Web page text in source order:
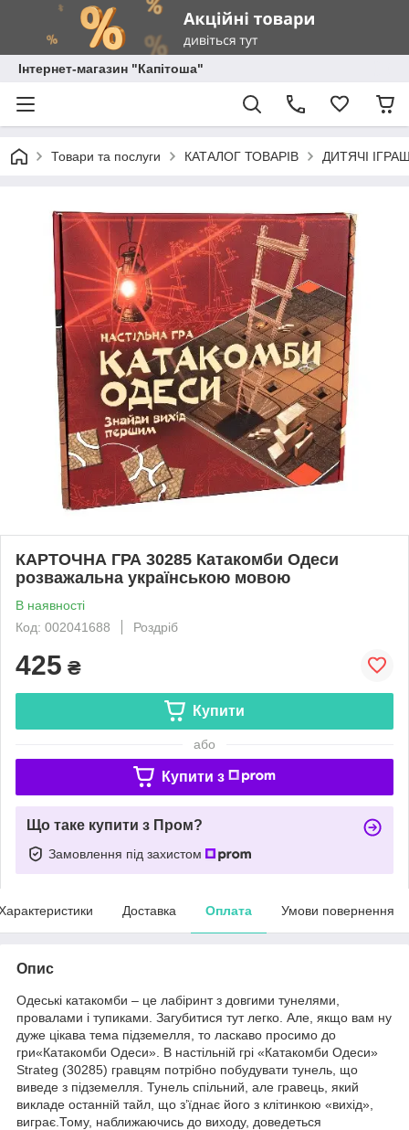
Інтернет-магазин "Капітоша"
Товари та послуги КАТАЛОГ ТОВАРІВ ДИТЯЧІ
КАРТОЧНА ГРА 30285 Катакомби Одеси
розважальна українською мовою
В наявності
Код: 002041688
Роздріб
425 ₴
Купити
або
Купити з
Що таке купити з Пром?
Замовлення під захистом
Доставка Оплата Умови повернення
Опис
Одеські катакомби – це лабіринт з довгими тунелями,
провалами і тупиками. Загубитися тут легко. Але, якщо вам ну
дуже цікава тема підземелля, то ласкаво просимо до
гри«Катакомби Одеси». В настільній грі «Катакомби Одеси»
Strateg (30285) гравцям потрібно побудувати тунель, що
виведе з підземелля. Тунель спільний, але гравець, який
викладе останній тайл, що з’їднає його з клітинкою «вихід»,
виграє.Тому, наближаючись до виходу, доведеться